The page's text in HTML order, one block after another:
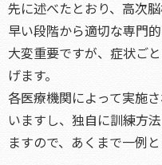
先に述べたとおり、高次
早い段階から適切な専門
大変重要ですが、症状ご
げます。
各医療機関によって実施
いますし、独自に訓練方
ますので、あくまで一例